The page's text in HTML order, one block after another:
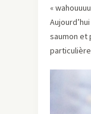
«
saumon et